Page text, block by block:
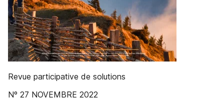
Revue participative de solutions
Nº 27 NOVEMBRE 2022